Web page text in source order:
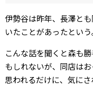
伊勢谷は昨年、長澤と
いたことがあったという
こんな話を聞くと森も
もしれないが、同店は
思われるだけに、気に